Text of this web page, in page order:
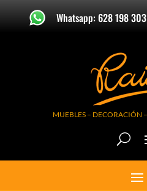
Whatsapp: 628 198 303
MUEBLES – DECORACIÓN